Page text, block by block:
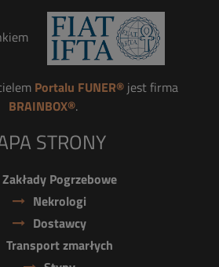
Portalu FUNER®jest firma
BRAINBOX®.
STRONY
Zakłady Pogrzebowe
Nekrologi
Dostawcy
Transport zmarłych